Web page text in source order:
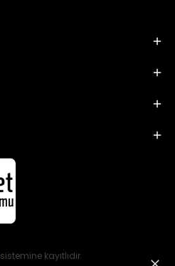
sistemine kayıtlıdır.